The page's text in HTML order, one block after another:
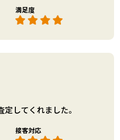
満足度
してくれました。
接客対応